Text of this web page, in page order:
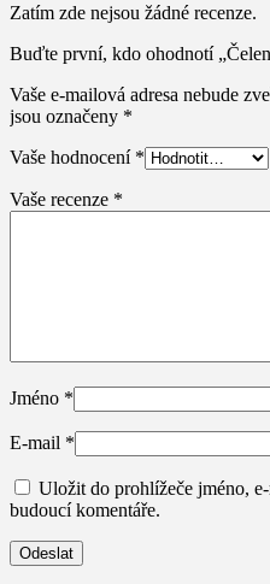
Zatím zde nejsou žádné recenze.
Buďte první, kdo ohodnotí
Vaše e-mailová adresa nebude
jsou označeny *
Vaše hodnocení *
Vaše recenze *
Jméno *
E-mail *
Uložit do prohlížeče jméno,
budoucí komentáře.